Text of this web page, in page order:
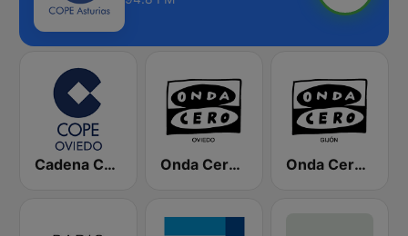
Cadena COPE Oviedo Onda Cero Oviedo Onda Cero Gijón